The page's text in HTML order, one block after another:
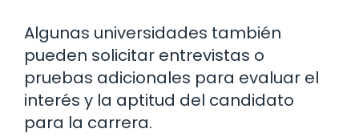
Algunas universidades también
pueden solicitar entrevistas o
pruebas adicionales para evaluar el
interés y la aptitud del candidato
para la carrera.